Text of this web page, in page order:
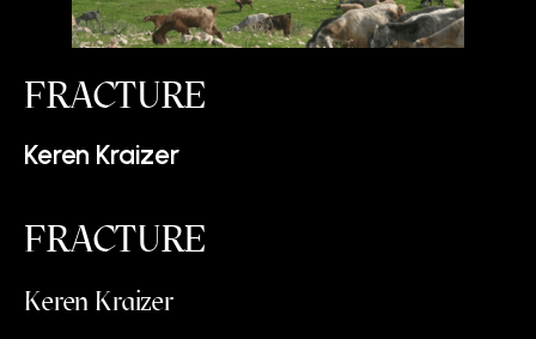
FRACTURE
Keren Kraizer
FRACTURE
Keren Kraizer